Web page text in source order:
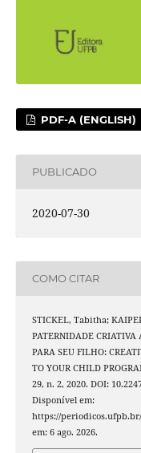
PDF-A (ENGLISH)
PUBLICADO
2020-07-30
COMO CITAR
STICKEL, Tabitha;
PATERNIDADE CRIATIVA
PARA SEU FILHO:
TO YOUR CHILD
29, n. 2, 2020. DOI:
Disponível em:
https://
em: 6 ago. 2026.